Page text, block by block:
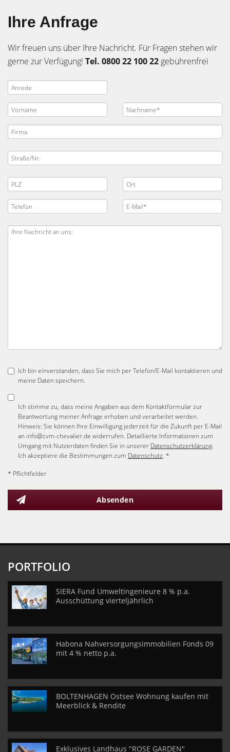
Ihre Anfrage
Wir freuen uns über Ihre Nachricht. Für Fragen stehen wir
gerne zur Verfügung! Tel. 0800 22 100 22 gebührenfrei
Ich bin einverstanden, dass Sie mich per Telefon/E-Mail kontaktieren und
meine Daten speichern.
Ich stimme zu, dass meine Angaben aus dem Kontaktformular zur
Beantwortung meiner Anfrage erhoben und verarbeitet werden.
Hinweis: Sie können Ihre Einwilligung jederzeit für die Zukunft per E-Mail
an info@cvm-chevalier.de widerrufen. Detaillierte Informationen zum
Umgang mit Nutzerdaten finden Sie in unserer Datenschutzerklärung.
Ich akzeptiere die Bestimmungen zum Datenschutz. *
* Pflichtfelder
Absenden
PORTFOLIO
SIERA Fund Umweltingenieure 8 % p.a.
Ausschüttung vierteljährlich
Habona Nahversorgungsimmobilien Fonds 09
mit 4 % netto p.a.
BOLTENHAGEN Ostsee Wohnung kaufen mit
Meerblick & Rendite
Exklusives Landhaus "ROSE GARDEN"